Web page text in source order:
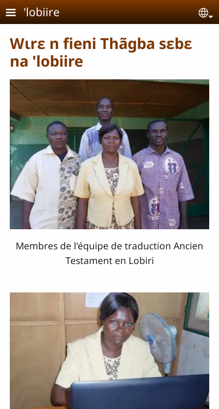
Aller au contenu principal
'lobiire
Wɩrɛ n fieni Thãgba sɛbɛ
na 'lobiire
Membres de l'équipe de traduction Ancien
Testament en Lobiri